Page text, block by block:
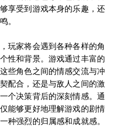
享受到游戏本身的乐趣，还
。
玩家将会遇到各种各样的角
性和背景。游戏通过丰富的
些角色之间的情感交流与冲
配合，还是与敌人之间的激
个决策背后的深刻情感。通
能够更好地理解游戏的剧情
种强烈的归属感和成就感。